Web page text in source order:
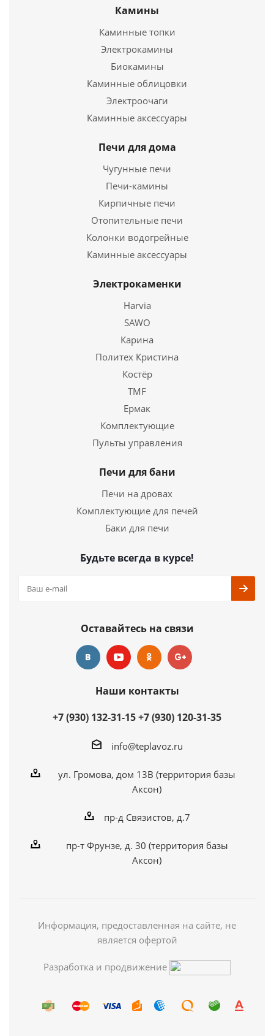
Купить в 1 клик
Каминный набор LK D20001BК
Подробнее
Купить в 1 клик
Камины
Каминные топки
Электрокамины
Биокамины
Каминные облицовки
Электроочаги
Каминные аксессуары
Печи для дома
Чугунные печи
Печи-камины
Кирпичные печи
Отопительные печи
Колонки водогрейные
Каминные аксессуары
Электрокаменки
Harvia
SAWO
Карина
Политех Кристина
Костёр
TMF
Ермак
Комплектующие
Пульты управления
Печи для бани
Печи на дровах
Комплектующие для печей
Баки для печи
Будьте всегда в курсе!
Оставайтесь на связи
Наши контакты
+7 (930) 132-31-15+7 (930) 120-31-35
info@teplavoz.ru
ул. Громова, дом 13В (территория базы
Аксон)
пр-д Связистов, д.7
пр-т Фрунзе, д. 30 (территория базы
Аксон)
Информация, предоставленная на сайте, не
является офертой
Разработка и продвижение